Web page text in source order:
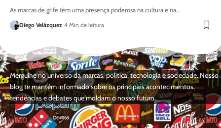
As marcas de grife têm uma presença poderosa na cultura e na…
Diego Velázquez 4 Min de leitura
Mergulhe no universo da marcas, política, tecnologia e sociedade. Nosso
blog te mantém informado sobre os principais acontecimentos,
tendências e debates que moldam o nosso futuro.